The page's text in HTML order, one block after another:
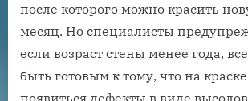
после которого можно красить
месяц. Но специалисты
если возраст стены менее года,
быть готовым к тому, что на